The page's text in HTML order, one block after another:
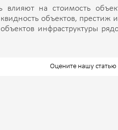
на стоимость
объектов, престиж
инфраструктуры
Оцените нашу